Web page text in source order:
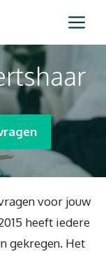
voor jouw
heeft iedere
gekregen. Het